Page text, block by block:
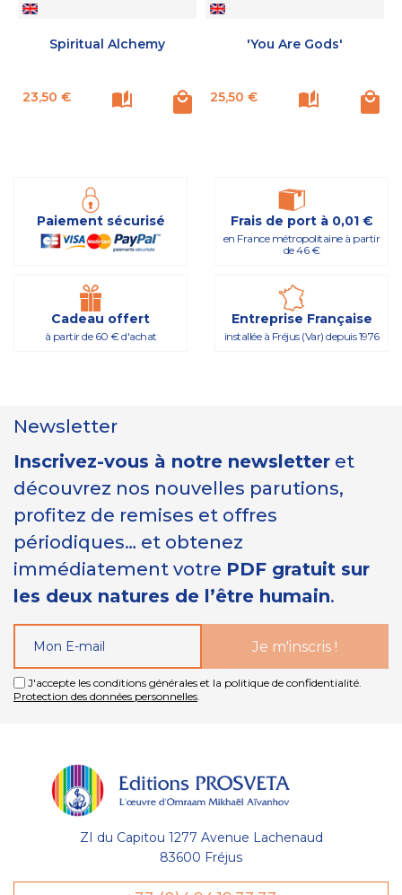
Spiritual Alchemy
Prix
23,50 €
'You Are Gods'
Prix
25,50 €
Paiement sécurisé Frais de port à 0,01 €
en France métropolitaine à partir
de 46 €
Cadeau offert
à partir de 60 € d'achat
Entreprise Française
installée à Fréjus (Var) depuis 1976
Newsletter
Inscrivez-vous à notre newsletter et
découvrez nos nouvelles parutions,
profitez de remises et offres
périodiques… et obtenez
immédiatement votre PDF gratuit sur
les deux natures de l’être humain.
J'accepte les conditions générales et la politique de confidentialité.
Protection des données personnelles.
ZI du Capitou 1277 Avenue Lachenaud
83600 Fréjus